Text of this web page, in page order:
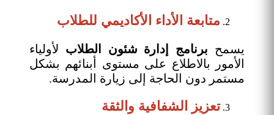
متابعة الأداء الأكاديمي للطلاب
يسمح برنامج إدارة شئون الطلاب لأولياء
الأمور بالاطلاع على مستوى أبنائهم بشكل
مستمر دون الحاجة إلى زيارة المدرسة.
تعزيز الشفافية والثقة